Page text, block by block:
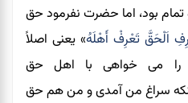
تمام بود، اما حضرت نفرمود حق
اَلْحَقَّ تَعْرِفْ أَهْلَهُ» یعنی اصلاً
می خواهی با اهل حق
سراغ من آمدی و من هم حق